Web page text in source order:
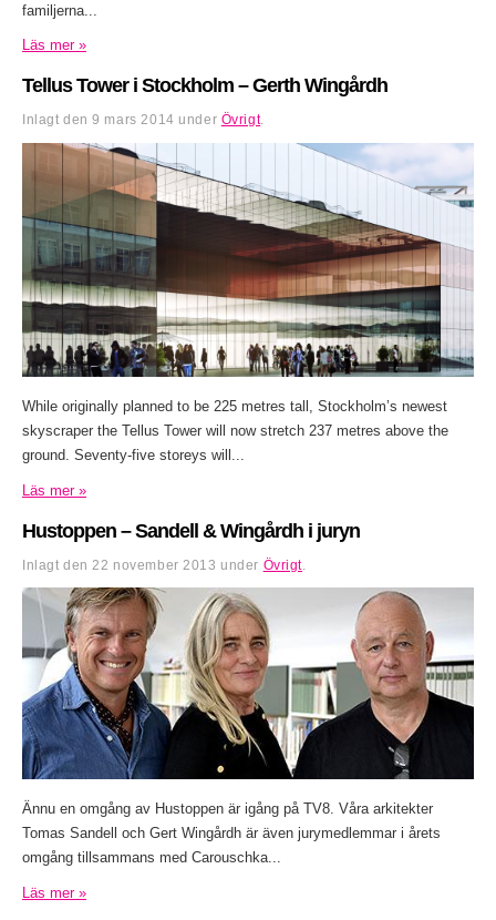
familjerna...
Läs mer »
Tellus Tower i Stockholm – Gerth Wingårdh
Inlagt den9 mars 2014 under Övrigt.
While originally planned to be 225 metres tall, Stockholm’s newest
skyscraper the Tellus Tower will now stretch 237 metres above the
ground. Seventy-five storeys will...
Läs mer »
Hustoppen – Sandell & Wingårdh i juryn
Inlagt den 22 november 2013 under Övrigt
Ännu en omgång av Hustoppen är igång på TV8. Våra arkitekter
Tomas Sandell och Gert Wingårdh är även jurymedlemmar i årets
omgång tillsammans med Carouschka...
Läs mer »